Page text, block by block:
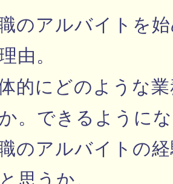
のアルバイトを
由。
的にどのような
。できるように
のアルバイトの
思うか。